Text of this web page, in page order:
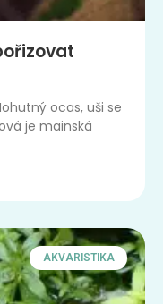
ocas, uši se
je mainská
AKVARISTIKA